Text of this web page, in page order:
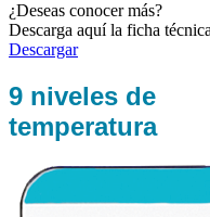
¿Deseas conocer más?
Descarga aquí la ficha técnica
Descargar
9 niveles de
temperatura